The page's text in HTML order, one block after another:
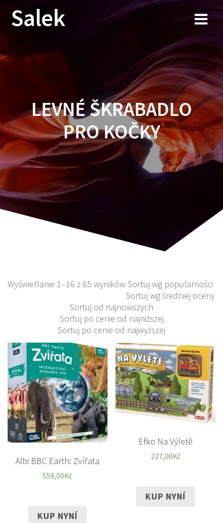
Przejdź
do
Salek
LEVNÉ ŠKRABADLO
PRO KOČKY
Wyświetlanie 1–16 z 65 wyników Sortuj wg popularności
Sortuj wg średniej oceny
Sortuj od najnowszych
Sortuj po cenie od najniższej
Sortuj po cenie od najwyższej
Albi BBC Earth: Zvířata
559,00Kč
KUP NYNÍ
Efko Na Výletě
227,00Kč
KUP NYNÍ